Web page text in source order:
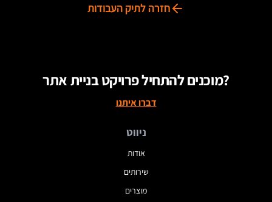
חזרה לתיק העבודות
מוכנים להתחיל פרויקט בניית אתר?
דברו איתנו
ניווט
אודות
שירותים
מוצרים